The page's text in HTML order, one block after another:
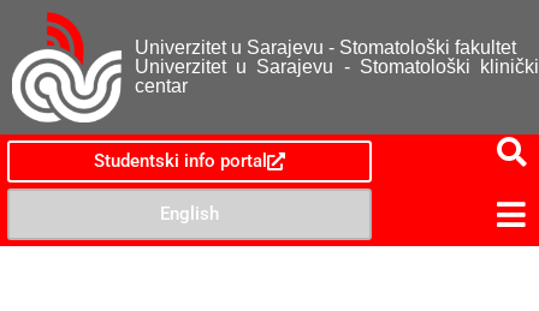
Univerzitet u Sarajevu - Stomatološki fakultet
Univerzitet u Sarajevu - Stomatološki klinički
centar
Studentski info portal
English